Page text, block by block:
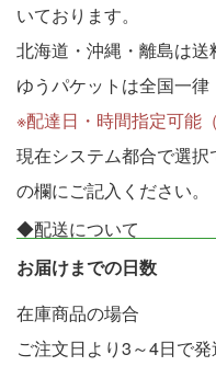
いております。
北海道・沖縄・離島は送
ゆうパケットは全国一律
※配達日・時間指定可能
現在システム都合で選
の欄にご記入ください。
◆配送について
お届けまでの日数
在庫商品の場合
ご注文日より3～4日で発